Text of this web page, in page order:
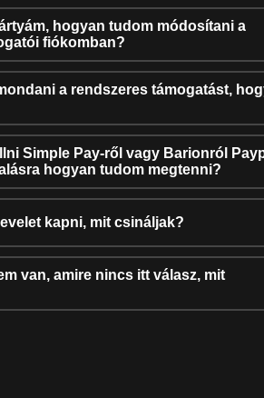
hogyan tudom módosítani a
fiókomban?
a rendszeres támogatást,
Simple Pay-ről vagy Barionról
hogyan tudom megtenni?
kapni, mit csináljak?
van, amire nincs itt válasz, mit